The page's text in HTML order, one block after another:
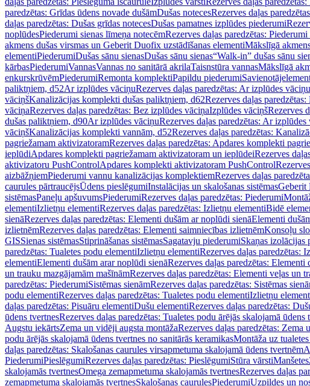
paredzētas: Grīdas ūdens novade dušāmDušas notecesRezerves daļas
daļas paredzētas: Dušas grīdas notecesDušas pamatnes izplūdes piederumi
noplūdesPiederumi sienas līmeņa notecēmRezerves daļas paredzētas:
akmens dušas virsmas un Geberit Duofix uzstādīšanas elementiMākslīgā
elementiPiederumiDušas sānu sienasDušas sānu sienas“Walk-in” dušas sānu
kārbasPiederumiVannasVannas no sanitārā akrilaTaisnstūra vannasMākslīgā
enkurskrūvēmPiederumiRemonta komplektiPapildu piederumi
paliktņiem, d52Ar izplūdes vāciņuRezerves daļas paredzētas: Ar izplūdes vāciņu
vāciņšKanalizācijas komplekti dušas paliktņiem, d62Rezerves daļas
vāciņaRezerves daļas paredzētas: Bez izplūdes vāciņaIzplūdes vāciņšRezerves
dušas paliktņiem, d90Ar izplūdes vāciņuRezerves daļas paredzētas: Ar izplūdes
vāciņšKanalizācijas komplekti vannām, d52Rezerves daļas paredzētas:
pagriežamam aktivizatoramRezerves daļas paredzētas: Apdares komplekti
ieplūdiApdares komplekti pagriežamam aktivizatoram un ieplūdeiRezerves
aktivizatoru PushControlApdares komplekti aktivizatoram PushControl
aizbāžņiemPiederumi vannu kanalizācijas komplektiemRezerves daļas
caurules pārtraucējsŪdens pieslēgumiInstalācijas un skalošanas sistēmasGeberit
sistēmasPaneļu apšuvumsPiederumiRezerves daļas paredzētas: Piederumi
elementiIzlietņu elementiRezerves daļas paredzētas: Izlietņu elementiBidē
sienāRezerves daļas paredzētas: Elementi dušām ar noplūdi sienāElementi
izlietnēmRezerves daļas paredzētas: Elementi saimniecības izlietnēmKonsoļu
GISSienas sistēmasStiprināšanas sistēmasSagatavju piederumiSkaņas izolācijas
paredzētas: Tualetes podu elementiIzlietņu elementiRezerves daļas paredzētas:
elementiElementi dušām arar noplūdi sienāRezerves daļas paredzētas: Elementi
un trauku mazgājamām mašīnāmRezerves daļas paredzētas: Elementi veļas un
paredzētas: PiederumiSistēmas sienāmRezerves daļas paredzētas: Sistēmas
podu elementiRezerves daļas paredzētas: Tualetes podu elementiIzlietņu
daļas paredzētas: Pisuāru elementiDušu elementiRezerves daļas paredzētas:
ūdens tvertnesRezerves daļas paredzētas: Tualetes podu ārējās skalojamā ūdens
Augstu iekārtsZema un vidēji augsta montāžaRezerves daļas paredzētas: Zema
podu ārējās skalojamā ūdens tvertnes no sanitārās keramikasMontāža uz
daļas paredzētas: Skalošanas caurules virsapmetuma skalojamā ūdens tvertnēm
PiederumiPieslēgumiRezerves daļas paredzētas: PieslēgumiStūra vārstiManšetes
skalojamās tvertnesOmega zemapmetuma skalojamās tvertnesRezerves daļas
zemapmetuma skalojamās tvertnesSkalošanas caurulesPiederumiUzpildes un